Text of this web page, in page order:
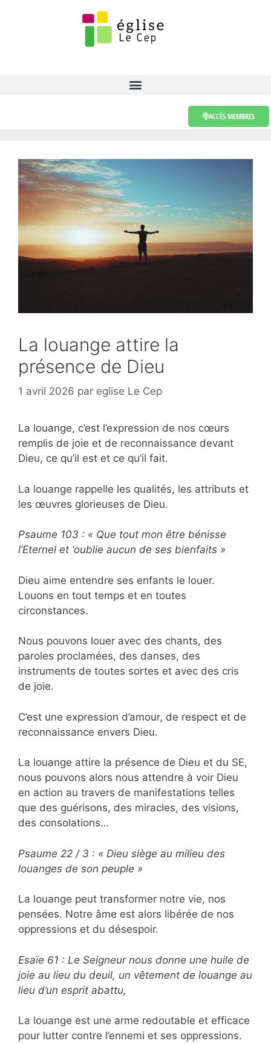
ACCÈS MEMBRES
La louange attire la
présence de Dieu
1 avril 2026 par eglise Le Cep
La louange, c’est l’expression de nos cœurs
remplis de joie et de reconnaissance devant
Dieu, ce qu’il est et ce qu’il fait.
La louange rappelle les qualités, les attributs et
les œuvres glorieuses de Dieu.
Psaume 103 : « Que tout mon être bénisse
l’Eternel et ‘oublie aucun de ses bienfaits »
Dieu aime entendre ses enfants le louer.
Louons en tout temps et en toutes
circonstances.
Nous pouvons louer avec des chants, des
paroles proclamées, des danses, des
instruments de toutes sortes et avec des cris
de joie.
C’est une expression d’amour, de respect et de
reconnaissance envers Dieu.
La louange attire la présence de Dieu et du SE,
nous pouvons alors nous attendre à voir Dieu
en action au travers de manifestations telles
que des guérisons, des miracles, des visions,
des consolations…
Psaume 22 / 3 : « Dieu siège au milieu des
louanges de son peuple »
La louange peut transformer notre vie, nos
pensées. Notre âme est alors libérée de nos
oppressions et du désespoir.
Esaïe 61 : Le Seigneur nous donne une huile de
joie au lieu du deuil, un vêtement de louange au
lieu d’un esprit abattu,
La louange est une arme redoutable et efficace
pour lutter contre l’ennemi et ses oppressions.